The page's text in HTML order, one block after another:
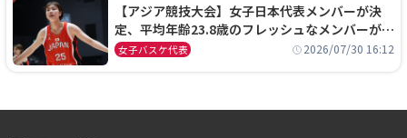
【アジア競技大会】女子日本代表メンバーが決
定、平均年齢23.8歳のフレッシュなメンバーが日
本開催の大舞台で頂点を狙う
女子バスケ代表 2026/07/30 16:12